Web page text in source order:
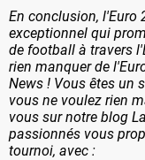
En conclusion, l'Euro
exceptionnel qui
de football à travers
rien manquer de
News ! Vous êtes un
vous ne voulez rien
vous sur notre blog
passionnés vous
tournoi, avec :